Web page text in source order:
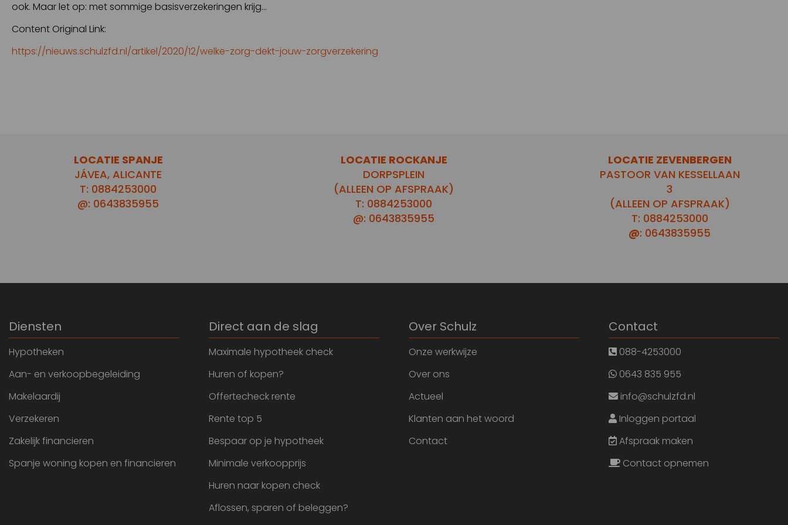
ook. Maar let op: met sommige basisverzekeringen krijg…
Content Original Link:
https://nieuws.schulzfd.nl/artikel/2020/12/welke-zorg-dekt-jouw-zorgverzekering
LOCATIE SPANJE
JÁVEA, ALICANTE
T: 0884253000
@: 0643835955
LOCATIE ROCKANJE
DORPSPLEIN
(ALLEEN OP AFSPRAAK)
T: 0884253000
@: 0643835955
LOCATIE ZEVENBERGEN
PASTOOR VAN KESSELLAAN
3
(ALLEEN OP AFSPRAAK)
T: 0884253000
@: 0643835955
Diensten
Hypotheken
Aan- en verkoopbegeleiding
Makelaardij
Verzekeren
Zakelijk financieren
Spanje woning kopen en financieren
Direct aan de slag
Maximale hypotheek check
Huren of kopen?
Offertecheck rente
Rente top 5
Bespaar op je hypotheek
Minimale verkoopprijs
Huren naar kopen check
Aflossen, sparen of beleggen?
Over Schulz
Onze werkwijze
Over ons
Actueel
Klanten aan het woord
Contact
Contact
088-4253000
0643 835 955
info@schulzfd.nl
Inloggen portaal
Afspraak maken
Contact opnemen